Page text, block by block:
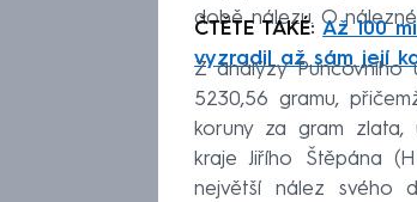
době nálezu. O
ČTĚTE TAKÉ: Až 100
vyzradil až sám její
Z analýzy
5230,56 gramu,
koruny za gram zlata,
kraje Jiřího Štěpána
největší nález svého